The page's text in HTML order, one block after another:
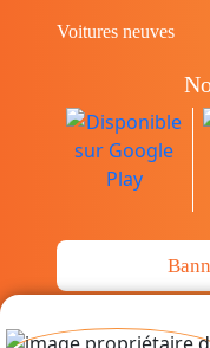
Voitures neuves